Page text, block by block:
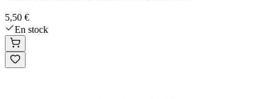
5,50 €
En stock